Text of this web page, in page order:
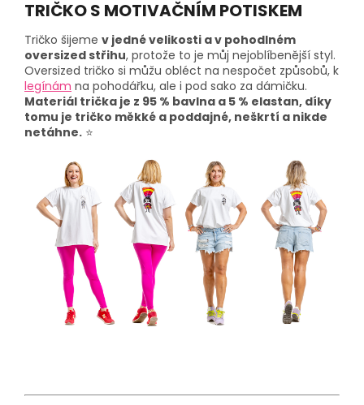
TRIČKO S MOTIVAČNÍM POTISKEM
Tričko šijeme v jedné velikosti a v pohodlném
oversized střihu, protože to je můj nejoblíbenější styl.
Oversized tričko si můžu obléct na nespočet způsobů, k
legínám na pohodářku, ale i pod sako za dámičku.
Materiál trička je z 95 % bavlna a 5 % elastan, díky
tomu je tričko měkké a poddajné, neškrtí a nikde
netáhne. ⭐